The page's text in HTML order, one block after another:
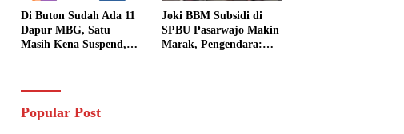
Di Buton Sudah Ada 11
Dapur MBG, Satu
Masih Kena Suspend,
Joki BBM Subsidi di
SPBU Pasarwajo Makin
Marak, Pengendara:
Popular Post